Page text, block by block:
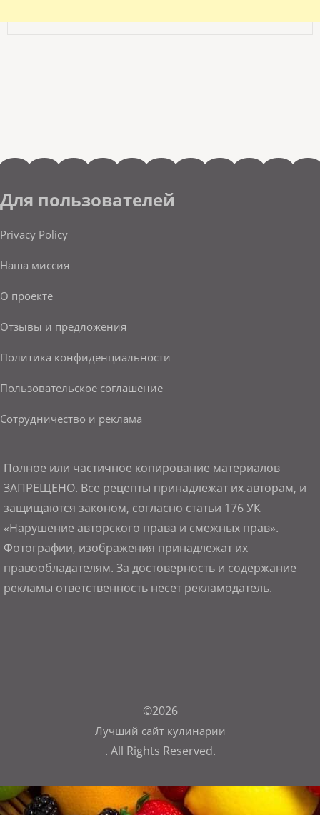
Для пользователей
Privacy Policy
Наша миссия
О проекте
Отзывы и предложения
Политика конфиденциальности
Пользовательское соглашение
Сотрудничество и реклама
Полное или частичное копирование материалов
ЗАПРЕЩЕНО. Все рецепты принадлежат их авторам, и
защищаются законом, согласно статьи 176 УК
«Нарушение авторского права и смежных прав».
Фотографии, изображения принадлежат их
правообладателям. За достоверность и содержание
рекламы ответственность несет рекламодатель.
©2026
Лучший сайт кулинарии
. All Rights Reserved.